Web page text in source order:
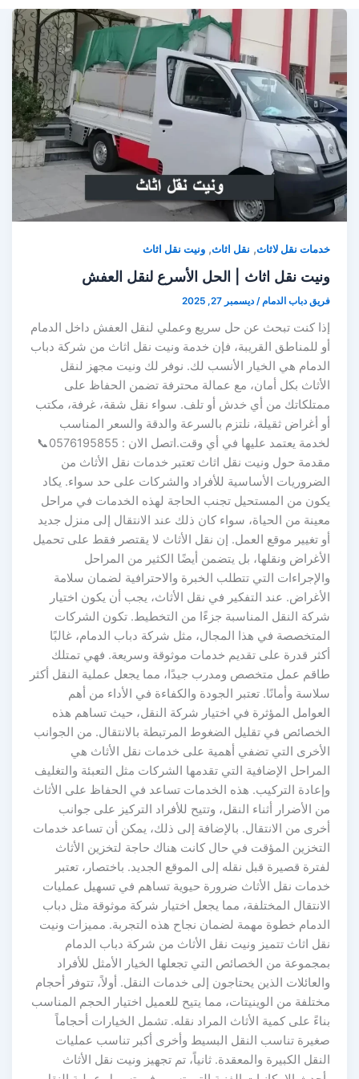
خدمات نقل لاثاث,نقل اثاث,ونيت نقل اثاث
ونيت نقل اثاث | الحل الأسرع لنقل العفش
فريق دباب الدمام/ديسمبر 27, 2025
إذا كنت تبحث عن حل سريع وعملي لنقل العفش داخل الدمام
أو للمناطق القريبة، فإن خدمة ونيت نقل اثاث من شركة دباب
الدمام هي الخيار الأنسب لك. نوفر لك ونيت مجهز لنقل
الأثاث بكل أمان، مع عمالة محترفة تضمن الحفاظ على
ممتلكاتك من أي خدش أو تلف. سواء نقل شقة، غرفة، مكتب
أو أغراض ثقيلة، نلتزم بالسرعة والدقة والسعر المناسب
لخدمة يعتمد عليها في أي وقت.اتصل الان : 0576195855📞
مقدمة حول ونيت نقل اثاث تعتبر خدمات نقل الأثاث من
الضروريات الأساسية للأفراد والشركات على حد سواء. يكاد
يكون من المستحيل تجنب الحاجة لهذه الخدمات في مراحل
معينة من الحياة، سواء كان ذلك عند الانتقال إلى منزل جديد
أو تغيير موقع العمل. إن نقل الأثاث لا يقتصر فقط على تحميل
الأغراض ونقلها، بل يتضمن أيضًا الكثير من المراحل
والإجراءات التي تتطلب الخبرة والاحترافية لضمان سلامة
الأغراض. عند التفكير في نقل الأثاث، يجب أن يكون اختيار
شركة النقل المناسبة جزءًا من التخطيط. تكون الشركات
المتخصصة في هذا المجال، مثل شركة دباب الدمام، غالبًا
أكثر قدرة على تقديم خدمات موثوقة وسريعة. فهي تمتلك
طاقم عمل متخصص ومدرب جيدًا، مما يجعل عملية النقل أكثر
سلاسة وأمانًا. تعتبر الجودة والكفاءة في الأداء من أهم
العوامل المؤثرة في اختيار شركة النقل، حيث تساهم هذه
الخصائص في تقليل الضغوط المرتبطة بالانتقال. من الجوانب
الأخرى التي تضفي أهمية على خدمات نقل الأثاث هي
المراحل الإضافية التي تقدمها الشركات مثل التعبئة والتغليف
وإعادة التركيب. هذه الخدمات تساعد في الحفاظ على الأثاث
من الأضرار أثناء النقل، وتتيح للأفراد التركيز على جوانب
أخرى من الانتقال. بالإضافة إلى ذلك، يمكن أن تساعد خدمات
التخزين المؤقت في حال كانت هناك حاجة لتخزين الأثاث
لفترة قصيرة قبل نقله إلى الموقع الجديد. باختصار، تعتبر
خدمات نقل الأثاث ضرورة حيوية تساهم في تسهيل عمليات
الانتقال المختلفة، مما يجعل اختيار شركة موثوقة مثل دباب
الدمام خطوة مهمة لضمان نجاح هذه التجربة. مميزات ونيت
نقل اثاث تتميز ونيت نقل الأثاث من شركة دباب الدمام
بمجموعة من الخصائص التي تجعلها الخيار الأمثل للأفراد
والعائلات الذين يحتاجون إلى خدمات النقل. أولاً، تتوفر أحجام
مختلفة من الوينيتات، مما يتيح للعميل اختيار الحجم المناسب
بناءً على كمية الأثاث المراد نقله. تشمل الخيارات أحجاماً
صغيرة تناسب النقل البسيط وأخرى أكبر تناسب عمليات
النقل الكبيرة والمعقدة. ثانياً، تم تجهيز ونيت نقل الأثاث